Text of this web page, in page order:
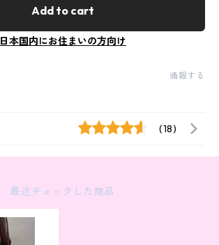
Add to cart
日本国内にお住まいの方向け
通報する
(18)
最近チェックした商品